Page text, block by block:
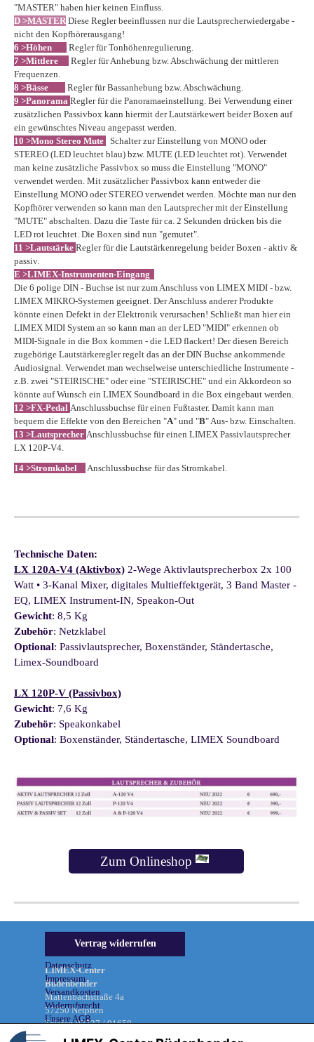
"MASTER" haben hier keinen Einfluss.
D >MASTER Diese Regler beeinflussen nur die Lautsprecherwiedergabe -
nicht den Kopfhörerausgang!
6 >Höhen
Regler für Tonhöhenregulierung.
7 >Mittlere
Regler für Anhebung bzw. Abschwächung der mittleren
Frequenzen.
8 >Bässe
Regler für Bassanhebung bzw. Abschwächung.
9 >Panorama Regler für die Panoramaeinstellung. Bei Verwendung einer
zusätzlichen Passivbox kann hiermit der Lautstärkewert beider Boxen auf
ein gewünschtes Niveau angepasst werden.
10 >Mono Stereo Mute Schalter zur Einstellung von MONO oder
STEREO (LED leuchtet blau) bzw. MUTE (LED leuchtet rot). Verwendet
man keine zusätzliche Passivbox so muss die Einstellung "MONO"
verwendet werden. Mit zusätzlicher Passivbox kann entweder die
Einstellung MONO oder STEREO verwendet werden. Möchte man nur den
Kopfhörer verwenden so kann man den Lautsprecher mit der Einstellung
"MUTE" abschalten. Dazu die Taste für ca. 2 Sekunden drücken bis die
LED rot leuchtet. Die Boxen sind nun "gemutet".
11 >Lautstärke Regler für die Lautstärkenregelung beider Boxen - aktiv &
passiv.
E >LIMEX-Instrumenten-Eingang
Die 6 polige DIN - Buchse ist nur zum Anschluss von LIMEX MIDI - bzw.
LIMEX MIKRO-Systemen geeignet. Der Anschluss anderer Produkte
könnte einen Defekt in der Elektronik verursachen! Schließt man hier ein
LIMEX MIDI System an so kann man an der LED "MIDI" erkennen ob
MIDI-Signale in die Box kommen - die LED flackert! Der diesen Bereich
zugehörige Lautstärkeregler regelt das an der DIN Buchse ankommende
Audiosignal. Verwendet man wechselweise unterschiedliche Instrumente -
z.B. zwei "STEIRISCHE" oder eine "STEIRISCHE" und ein Akkordeon so
könnte auf Wunsch ein LIMEX Soundboard in die Box eingebaut werden.
12 >FX-Pedal Anschlussbuchse für einen Fußtaster. Damit kann man
bequem die Effekte von den Bereichen "A" und "B" Aus- bzw. Einschalten.
13 >Lautsprecher Anschlussbuchse für einen LIMEX Passivlautsprecher
LX 120P-V4.
14 >Stromkabel
Anschlussbuchse für das Stromkabel.
Technische Daten:
LX 120A-V4 (Aktivbox) 2-Wege Aktivlautsprecherbox 2x 100
Watt • 3-Kanal Mixer, digitales Multieffektgerät, 3 Band Master -
EQ, LIMEX Instrument-IN, Speakon-Out
Gewicht: 8,5 Kg
Zubehör: Netzklabel
Optional: Passivlautsprecher, Boxenständer, Ständertasche,
Limex-Soundboard
LX 120P-V (Passivbox)
Gewicht: 7,6 Kg
Zubehör: Speakonkabel
Optional: Boxenständer, Ständertasche, LIMEX Soundboard
Zum Onlineshop
Informationen &
Datenschutz
Impressum
Versandkosten
Widerrufsrecht
Unsere AGB
LIMEX-Center
Büdenbender
Mattenbachstraße 4a
57250 Netphen
Telefon 02737 / 91658
Vertrag widerrufen